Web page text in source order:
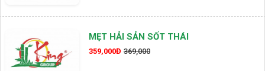
MẸT HẢI SẢN SỐT THÁI
359,000Đ 369,000